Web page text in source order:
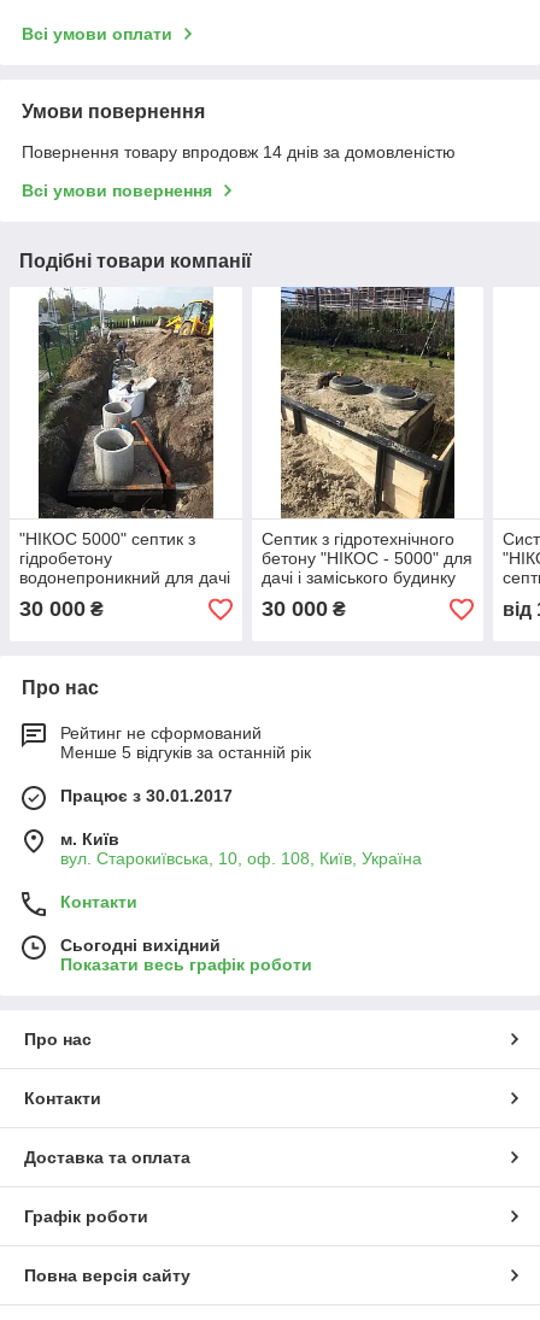
Всі умови оплати
Умови повернення
Повернення товару впродовж 14 днів за домовленістю
Всі умови повернення
Подібні товари компанії
"НІКОС 5000" септик з
гідробетону
водонепроникний для дачі
і заміського будинку
30 000 ₴
Септик з гідротехнічного
бетону "НІКОС - 5000" для
дачі і заміського будинку
30 000₴ від
Про нас
Рейтинг не сформований
Менше 5 відгуків за останній рік
Працює з 30.01.2017
м. Київ
вул. Старокиївська, 10, оф. 108, Київ, Україна
Контакти
Сьогодні вихідний
Показати весь графік роботи
Про нас
Контакти
Доставка та оплата
Графік роботи
Повна версія сайту